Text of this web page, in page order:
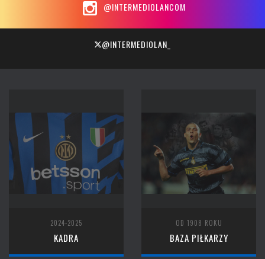
@INTERMEDIOLANCOM
@INTERMEDIOLAN_
2024-2025
KADRA
OD 1908 ROKU
BAZA PIŁKARZY